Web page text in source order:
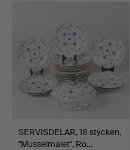
SERVISDELAR, 18 stycken,
"Musselmalet", Ro…